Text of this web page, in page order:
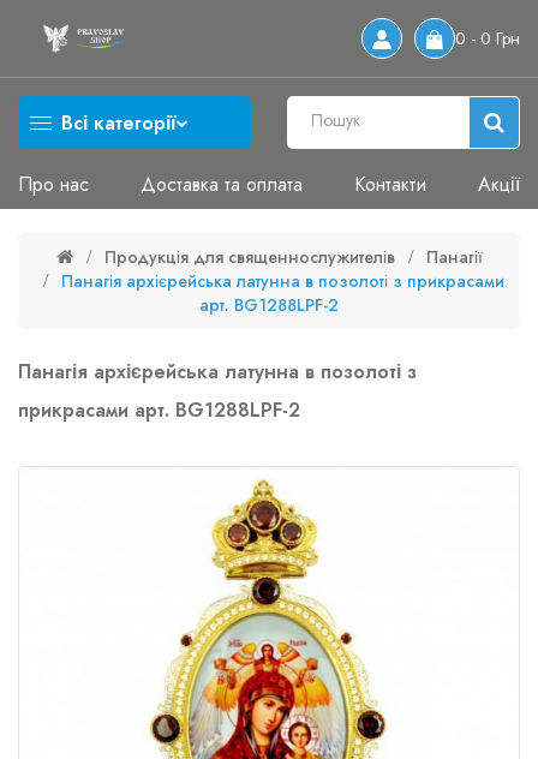
0 - 0 Грн
Всі категорії
Про нас Доставка та оплата Контакти Акції
Продукція для священнослужителів
Панагії
Панагія архієрейська латунна в позолоті з прикрасами
арт. BG1288LPF-2
Панагія архієрейська латунна в позолоті з
прикрасами арт. BG1288LPF-2